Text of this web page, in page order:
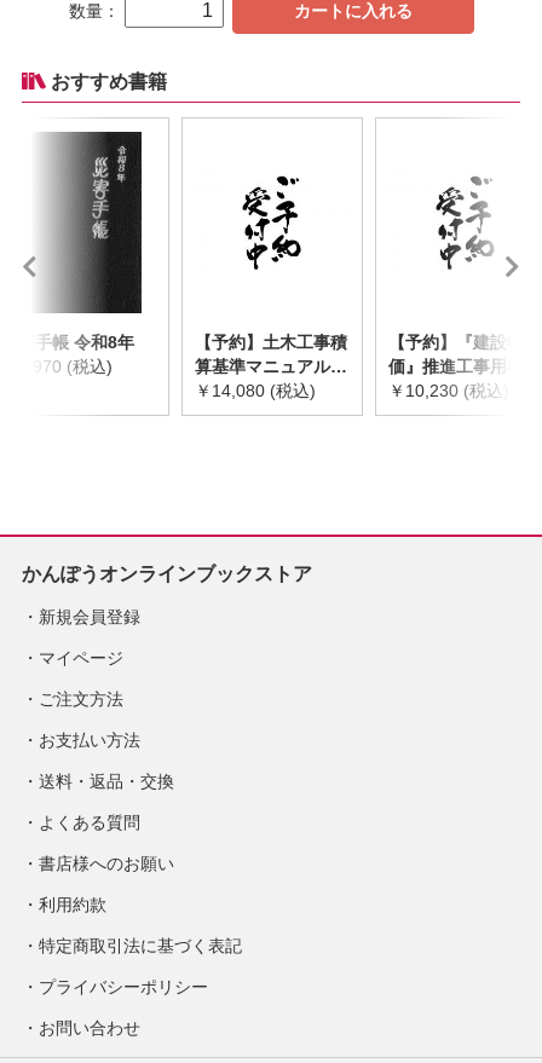
数量： カートに入れる
おすすめ書籍
災害手帳 令和8年
￥2,970 (税込)
【予約】土木工事積
算基準マニュアル
令和8年度版
※2026年8月下旬発
￥14,080 (税込)
【予約】『建設物
価』推進工事用機械
器具等基礎価格表
2026年度版
￥10,230 (税込)
かんぽうオンラインブックストア
新規会員登録
マイページ
ご注文方法
お支払い方法
送料・返品・交換
よくある質問
書店様へのお願い
利用約款
特定商取引法に基づく表記
プライバシーポリシー
お問い合わせ